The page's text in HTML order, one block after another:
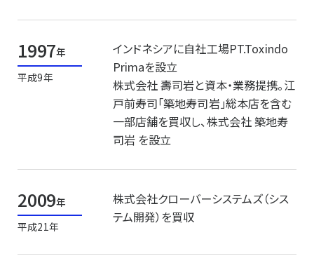
1997年
平成9年
インドネシアに自社工場PT.Toxindo
Primaを設立
株式会社 壽司岩と資本・業務提携。江
戸前寿司「築地寿司岩」総本店を含む
一部店舗を買収し、株式会社 築地寿
司岩 を設立
2009年
平成21年
株式会社クローバーシステムズ（シス
テム開発）を買収